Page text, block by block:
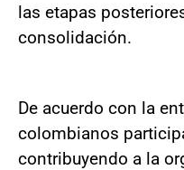
las etapas
consolidación.
De acuerdo con la
colombianos
contribuyendo a la